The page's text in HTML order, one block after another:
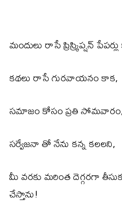
మందులు రాసే ప్రిస్క్రిప్షన్
కథలు రాసే గురవాయనం కాక,
సమాజం కోసం ప్రతి సోమవారం,
సర్వేజనా తో నేను కన్న కలలని,
మీ వరకు మరింత దెగ్గరగా
చేస్తాను!